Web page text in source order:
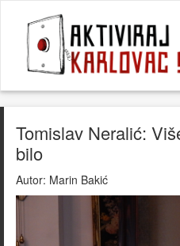
Tomislav Neralić:
bilo
Autor: Marin Bakić